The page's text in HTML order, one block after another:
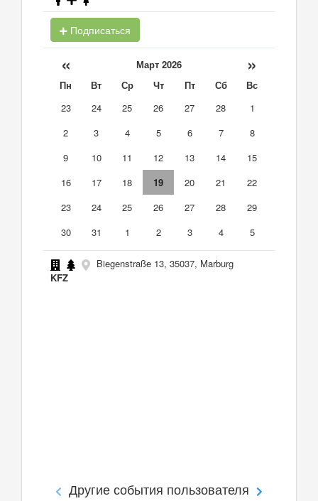
Подписаться
« Март 2026 »
Пн Вт Ср Чт Пт Сб
Вс
23
24 25 26 27 28
1
2
3 4 5 6 7
8
9
10 11 12 13 14
15
16
17 18 19 20 21
22
23
24 25 26 27 28
29
30
31 1 2 3 4 5
Biegenstraße 13, 35037, Marburg
KFZ
Другие события пользователя